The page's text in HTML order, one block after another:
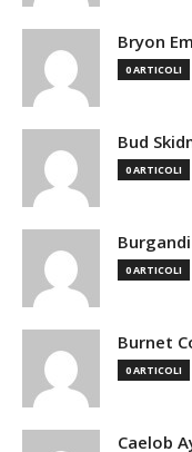
Bryon
0 ARTICOLI
Bud
0 ARTICOLI
0 ARTICOLI
Burnet
0 ARTICOLI
Caelob